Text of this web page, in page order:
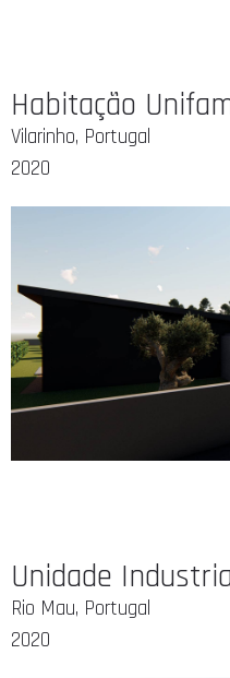
Habitação
Vilarinho, Portugal
2020
Unidade
Rio Mau, Portugal
2020